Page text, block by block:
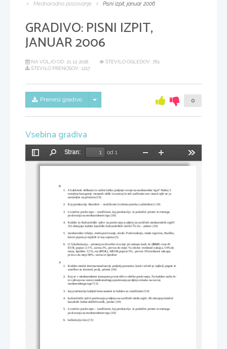
Mednarodno poslovanje
Pisni izpit, januar 2006
GRADIVO:PISNI IZPIT,
JANUAR 2006
NA VOLJO OD: 21.12.2018
ŠTEVILO OGLEDOV: 761
ŠTEVILO PRENOSOV: 1217
Prenesi gradivo Skrij/prikaži meni 0
Vsebina gradiva
Preklopi
stransko
Stran:
od 1
Pomanjšaj
B
1.
S kakšnimi oblikami in načini lahko podjetje vstopi na mednarodne trge? Naštej 3
temeljne kategorije vstopnih oblik in znotraj le-teh razčlenite eno izmed njih ter jo
utemeljite na primeru (10)
2. Kaj predstavlja Akreditiv – značilnosti in shema poteka z udeleženci (10)
3.
Licenčno poslovanje – značilnosti, kaj predstavlja  in praktični primer tovrstnega
poslovanja na mednarodnem trgu (10)
4.
Kakšni so Kulturološki vplivi na poslovanje podjetij na različnih mednarodnih trgih?
Ali obstajajo kakšni kazalniki kulturoloških razlik? Če da – primer (10)
5.
mednarodno trženje, medn.poslovanje, medn. Poslovodenje, medn trgovina, Razlike,
kateri pojem je najširši in kaj zajema (5)
6. (15) kalkulacija – primerjava hrvaške in rusije pri nakupu kadi, hr (DAF) cena 45
EUR, popust 2,5 %, carina 2%, prevoz do meje % celotne vrednosti nakupa, 50% do
meje, špediter 1,5%, rus (FCA), 34EUR,popust 5%,  prevoz 6%vrednosti nakupa,
prevoz do meje 80%, carina in špediter
A
1.
Kakšen model internacionalizacije podjetij poznamo, kateri od teh je najbolj pogost in
značilen za slo.med. podj., primer (10)
2.
Kaj so v mednarodnem transportu povzročile e-oblike poslovanja. Na kakšen način le-
te vplivajo na razvoj mednarodnega poslovanja podjetja in kako na razvoj
mednarodnega trga? (5)
3. kaj predstavlja ladijski konosament in kakšne so značilnosti (10)
4.
kulturološki vplivi poslovanje podjetja na različnih medn.trgih. Ali obstajajo kakšni
kazalniki kulturoloških razlik, primer (10)
5.
Licenčno poslovanje – značilnosti, kaj predstavlja  in praktični primer tovrstnega
poslovanja na mednarodnem trgu (10)
6. kalkulacija ista (15)